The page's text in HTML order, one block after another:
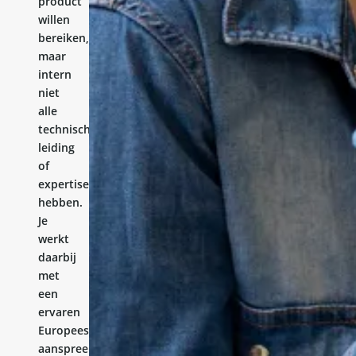
willen
bereiken,
maar
intern
niet
alle
technische
leiding
of
expertise
hebben.
Je
werkt
daarbij
met
een
ervaren
Europees
aanspreekpunt.